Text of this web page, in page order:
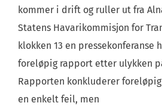
kommer i drift og ruller ut fra
Statens Havarikommisjon for
klokken 13 en pressekonferanse
foreløpig rapport etter ulykken
Rapporten konkluderer
en enkelt feil, men